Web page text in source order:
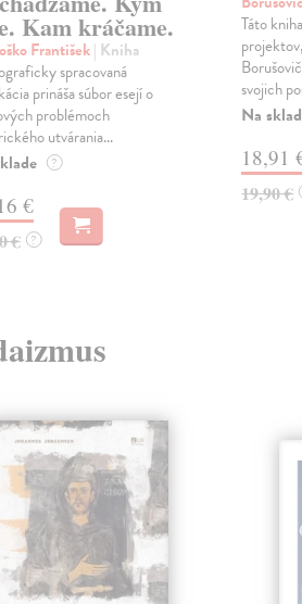
Kam kráčame.
František| Kniha
spracovaná
prináša súbor esejí o
problémoch
utvárania...
?
€
€ ?
Táto
svojich
Na
18,91
19,90 €